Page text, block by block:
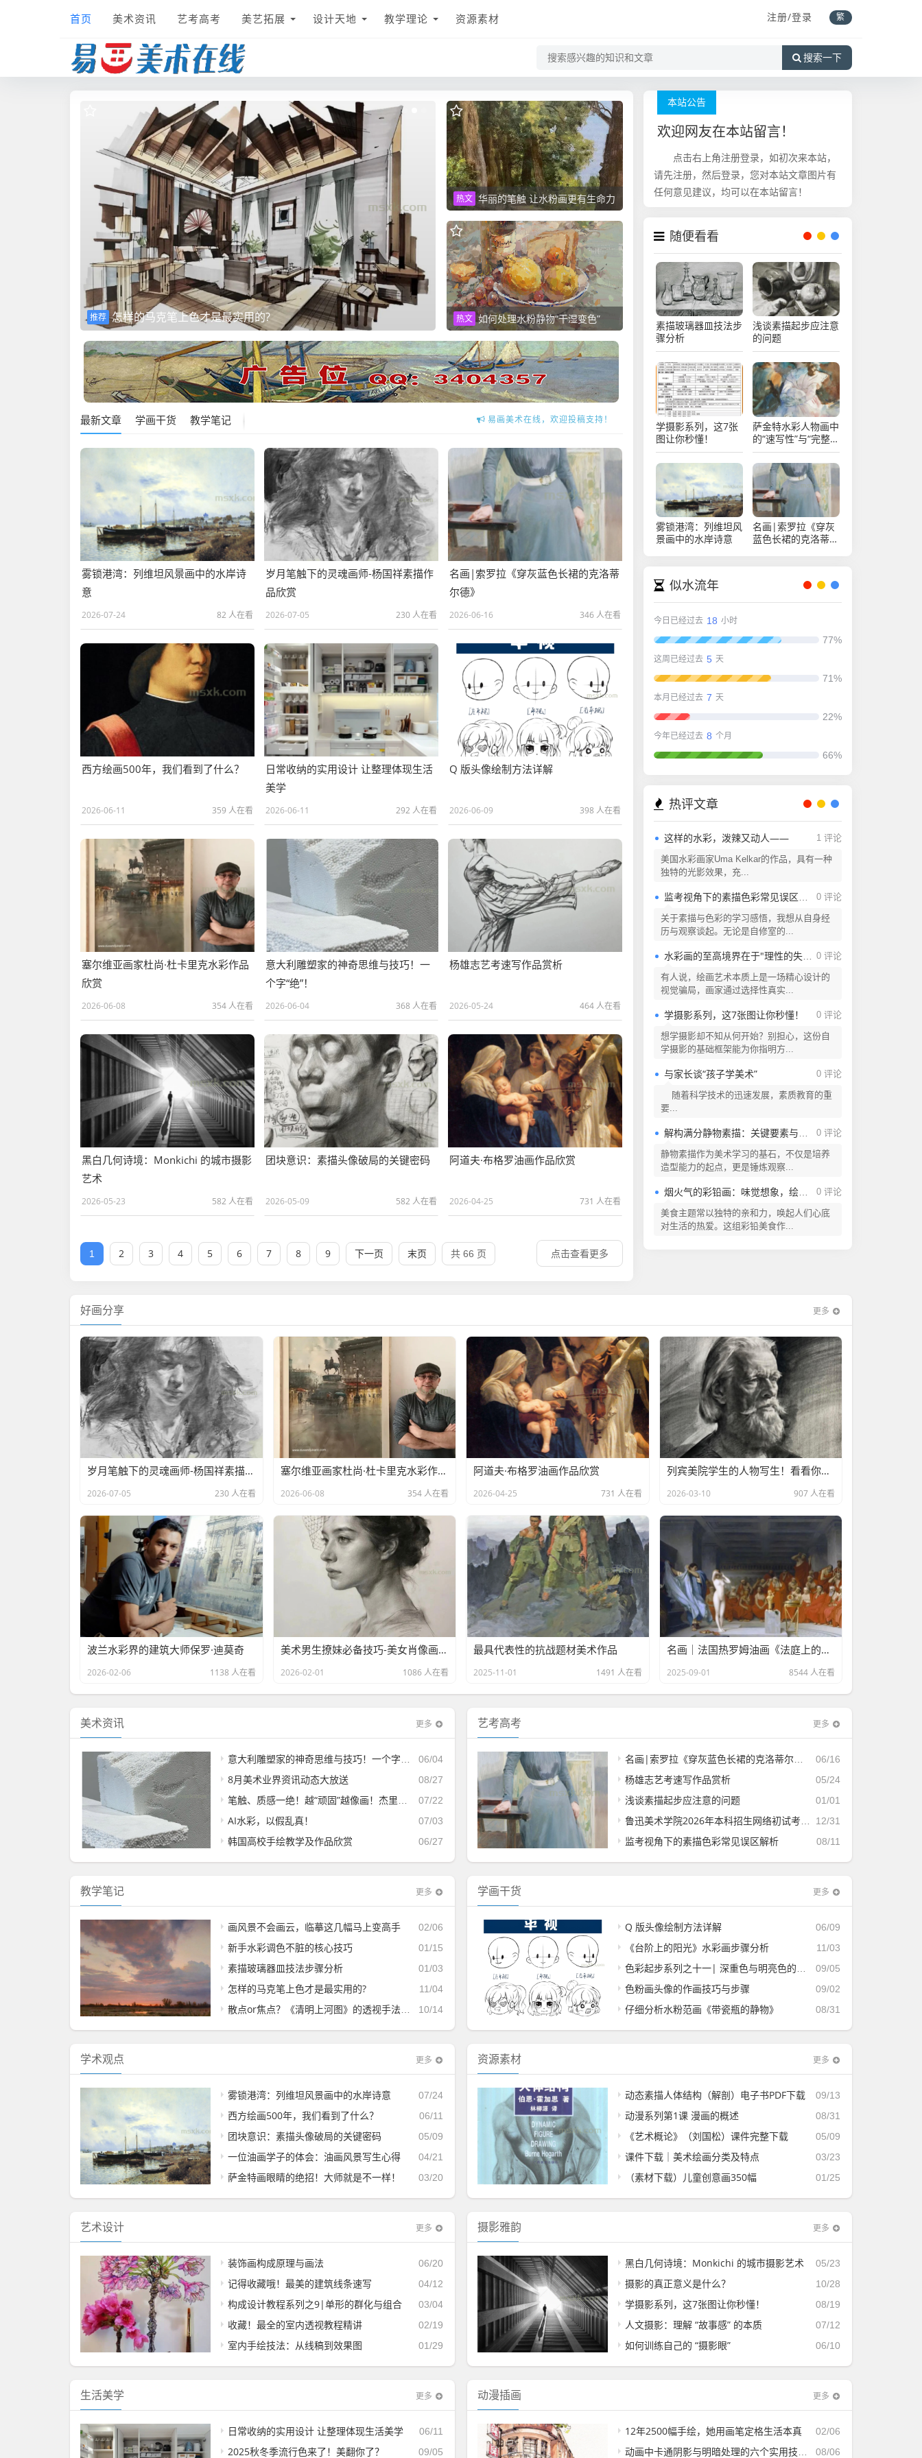
首页 美术资讯 艺考高考 美艺拓展 设计天地 教学理论 资源素材 注册/登录 繁
搜索一下
推荐 怎样的马克笔上色才是最实用的? 推荐 雾锁港湾：列维坦风景画中的水岸诗意
热文 华丽的笔触 让水粉画更有生命力
热文 如何处理水粉静物“干湿变色”
最新文章 学画干货 教学笔记 易画美术在线，欢迎投稿支持！
雾锁港湾：列维坦风景画中的水岸诗
意
2026-07-24 82 人在看
岁月笔触下的灵魂画师-杨国祥素描作
品欣赏
2026-07-05 230 人在看
名画|索罗拉《穿灰蓝色长裙的克洛蒂
尔德》
2026-06-16 346 人在看
西方绘画500年，我们看到了什么？
2026-06-11 359 人在看
日常收纳的实用设计 让整理体现生活
美学
2026-06-11 292 人在看
Q 版头像绘制方法详解
2026-06-09 398 人在看
塞尔维亚画家杜尚·杜卡里克水彩作品
欣赏
2026-06-08 354 人在看
意大利雕塑家的神奇思维与技巧！一
个字“绝”！
2026-06-04 368 人在看
杨雄志艺考速写作品赏析
2026-05-24 464 人在看
黑白几何诗境：Monkichi 的城市摄影
艺术
2026-05-23 582 人在看
团块意识：素描头像破局的关键密码
2026-05-09 582 人在看
阿道夫·布格罗油画作品欣赏
2026-04-25 731 人在看
1 2 3 4 5 6 7 8 9 下一页 末页 共 66 页 点击查看更多
本站公告
欢迎网友在本站留言！
点击右上角注册登录，如初次来本站，
请先注册，然后登录，您对本站文章图片有
任何意见建议，均可以在本站留言！
随便看看
素描玻璃器皿技法步
骤分析
浅谈素描起步应注意
的问题
学摄影系列，这7张
图让你秒懂！
萨金特水彩人物画中
的“速写性”与“完整
性”
雾锁港湾：列维坦风
景画中的水岸诗意
名画|索罗拉《穿灰
蓝色长裙的克洛蒂尔
似水流年
今日已经过去 18 小时
77%
这周已经过去 5 天
71%
本月已经过去 7 天
22%
今年已经过去 8 个月
66%
热评文章
1 评论
这样的水彩，泼辣又动人——
美国水彩画家Uma Kelkar的作品，具有一种
独特的光影效果，充...
0 评论
监考视角下的素描色彩常见误区解析
关于素描与色彩的学习感悟，我想从自身经
历与观察谈起。无论是自修室的...
0 评论
水彩画的至高境界在于"理性的失控"
有人说，绘画艺术本质上是一场精心设计的
视觉骗局，画家通过选择性真实...
0 评论
学摄影系列，这7张图让你秒懂！
想学摄影却不知从何开始？别担心，这份自
学摄影的基础框架能为你指明方...
0 评论
与家长谈“孩子学美术”
随着科学技术的迅速发展，素质教育的重
要...
0 评论
解构满分静物素描：关键要素与创作逻辑
静物素描作为美术学习的基石，不仅是培养
造型能力的起点，更是锤炼观察...
0 评论
烟火气的彩铅画：味觉想象，绘就美食!
美食主题常以独特的亲和力，唤起人们心底
对生活的热爱。这组彩铅美食作...
好画分享 更多
岁月笔触下的灵魂画师-杨国祥素描作品欣赏
2026-07-05 230 人在看
塞尔维亚画家杜尚·杜卡里克水彩作品欣赏
2026-06-08 354 人在看
阿道夫·布格罗油画作品欣赏
2026-04-25 731 人在看
列宾美院学生的人物写生！看看你差距大不大？
2026-03-10 907 人在看
波兰水彩界的建筑大师保罗·迪莫奇
2026-02-06 1138 人在看
美术男生撩妹必备技巧-美女肖像画（14）
2026-02-01 1086 人在看
最具代表性的抗战题材美术作品
2025-11-01 1491 人在看
名画｜法国热罗姆油画《法庭上的芙丽涅》欣赏
2025-09-01 8544 人在看
美术资讯 更多
06/04
意大利雕塑家的神奇思维与技巧！一个字“绝”！
08/27
8月美术业界资讯动态大放送
07/22
笔触、质感一绝！越“顽固”越像画！杰里米・桑德斯作品
07/03
AI水彩，以假乱真！
06/27
韩国高校手绘教学及作品欣赏
艺考高考 更多
06/16
名画|索罗拉《穿灰蓝色长裙的克洛蒂尔德》
05/24
杨雄志艺考速写作品赏析
01/01
浅谈素描起步应注意的问题
12/31
鲁迅美术学院2026年本科招生网络初试考生须知
08/11
监考视角下的素描色彩常见误区解析
教学笔记 更多
02/06
画风景不会画云，临摹这几幅马上变高手
01/15
新手水彩调色不脏的核心技巧
01/03
素描玻璃器皿技法步骤分析
11/04
怎样的马克笔上色才是最实用的?
10/14
​散点or焦点？《清明上河图》的透视手法及其使用
学画干货 更多
06/09
Q 版头像绘制方法详解
11/03
《台阶上的阳光》水彩画步骤分析
09/05
色彩起步系列之十一| 深重色与明亮色的过渡
09/02
色粉画头像的作画技巧与步骤
08/31
仔细分析水粉范画《带瓷瓶的静物》
学术观点 更多
07/24
雾锁港湾：列维坦风景画中的水岸诗意
06/11
西方绘画500年，我们看到了什么？
05/09
团块意识：素描头像破局的关键密码
04/21
一位油画学子的体会：油画风景写生心得
03/20
萨金特画眼睛的绝招！大师就是不一样！
资源素材 更多
09/13
动态素描人体结构（解剖）电子书PDF下载
08/31
动漫系列第1课 漫画的概述
05/09
《艺术概论》（刘国松）课件完整下载
03/23
课件下载｜美术绘画分类及特点
01/25
（素材下载）儿童创意画350幅
艺术设计 更多
06/20
装饰画构成原理与画法
04/12
记得收藏哦！最美的建筑线条速写
03/04
构成设计教程系列之9|单形的群化与组合
02/19
收藏！最全的室内透视教程精讲
01/29
室内手绘技法：从线稿到效果图
摄影雅韵 更多
05/23
黑白几何诗境：Monkichi 的城市摄影艺术
10/28
摄影的真正意义是什么？
08/19
学摄影系列，这7张图让你秒懂！
07/12
人文摄影：理解 “故事感” 的本质
06/10
如何训练自己的 “摄影眼”
生活美学 更多
06/11
日常收纳的实用设计 让整理体现生活美学
09/05
2025秋冬季流行色来了！美翻你了？
动漫插画 更多
02/06
12年2500幅手绘，她用画笔定格生活本真
08/06
动画中卡通阴影与明暗处理的六个实用技巧！